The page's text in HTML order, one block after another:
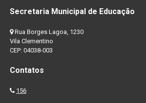
Secretaria Municipal de Educação
Rua Borges Lagoa, 1230
Vila Clementino
CEP: 04038-003
Contatos
156